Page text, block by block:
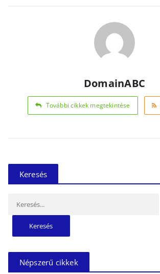
DomainABC
További cikkek megtekintése
Keresés
Népszerű cikkek